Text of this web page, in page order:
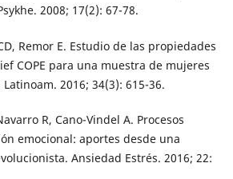
2008; 17(2): 67-78.
Remor E. Estudio de las propiedades
COPE para una muestra de mujeres
2016; 34(3): 615-36.
R, Cano-Vindel A. Procesos
emocional: aportes desde una
Ansiedad Estrés. 2016; 22: